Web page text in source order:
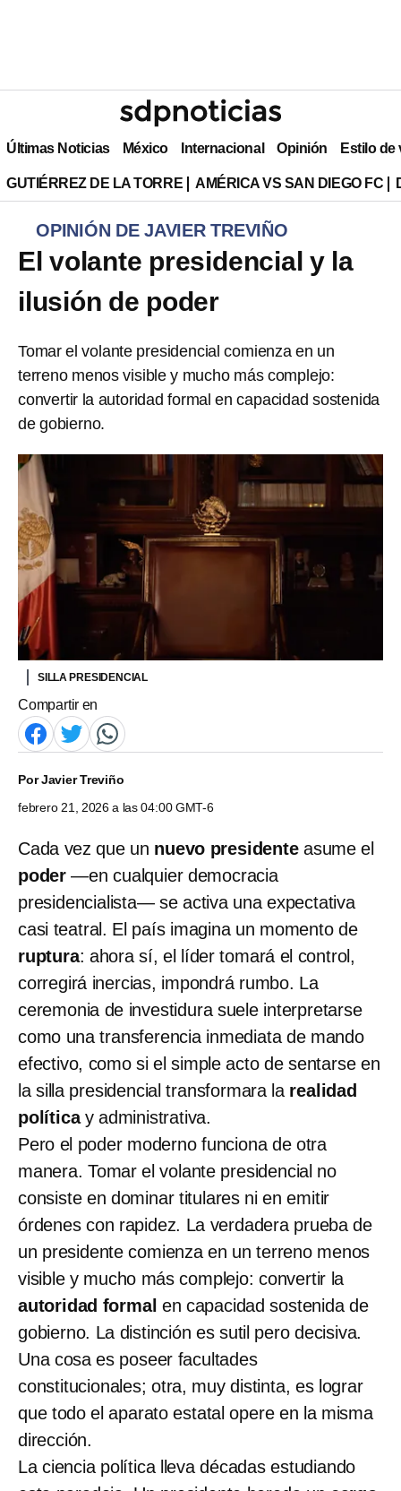
Últimas Noticias México Internacional Opinión Estilo de
GUTIÉRREZ DE LA TORRE AMÉRICA VS SAN DIEGO FC
OPINIÓN DE JAVIER TREVIÑO
El volante presidencial y la
ilusión de poder
Tomar el volante presidencial comienza en un
terreno menos visible y mucho más complejo:
convertir la autoridad formal en capacidad sostenida
de gobierno.
SILLA PRESIDENCIAL
Compartir en
PorJavier Treviño
febrero 21, 2026 a las 04:00 GMT-6
Cada vez que un nuevo presidenteasume el
poder —en cualquier democracia
presidencialista— se activa una expectativa
casi teatral. El país imagina un momento de
ruptura: ahora sí, el líder tomará el control,
corregirá inercias, impondrá rumbo. La
ceremonia de investidura suele interpretarse
como una transferencia inmediata de mando
efectivo, como si el simple acto de sentarse en
la silla presidencial transformara la realidad
políticay administrativa.
Pero el poder moderno funciona de otra
manera. Tomar el volante presidencial no
consiste en dominar titulares ni en emitir
órdenes con rapidez. La verdadera prueba de
un presidente comienza en un terreno menos
visible y mucho más complejo: convertir la
autoridad formal en capacidad sostenida de
gobierno. La distinción es sutil pero decisiva.
Una cosa es poseer facultades
constitucionales; otra, muy distinta, es lograr
que todo el aparato estatal opere en la misma
dirección.
La ciencia política lleva décadas estudiando